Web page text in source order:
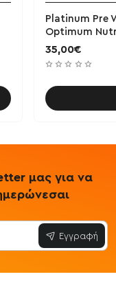
Platinum Pre
Optimum
35,00€
μας για να
Εγγραφή